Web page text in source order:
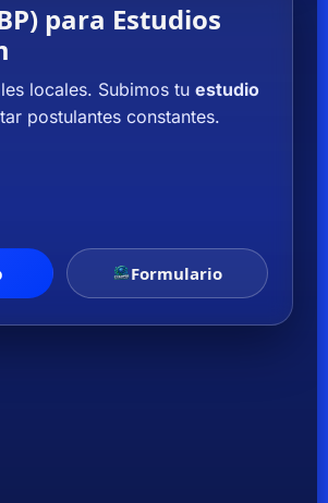
para Estudios
locales. Subimos tu estudio
postulantes constantes.
Formulario